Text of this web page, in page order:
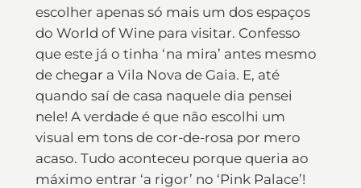
escolher apenas só mais um dos espaços
do World of Wine para visitar. Confesso
que este já o tinha ‘na mira’ antes mesmo
de chegar a Vila Nova de Gaia. E, até
quando saí de casa naquele dia pensei
nele! A verdade é que não escolhi um
visual em tons de cor-de-rosa por mero
acaso. Tudo aconteceu porque queria ao
máximo entrar ‘a rigor’ no ‘Pink Palace’!